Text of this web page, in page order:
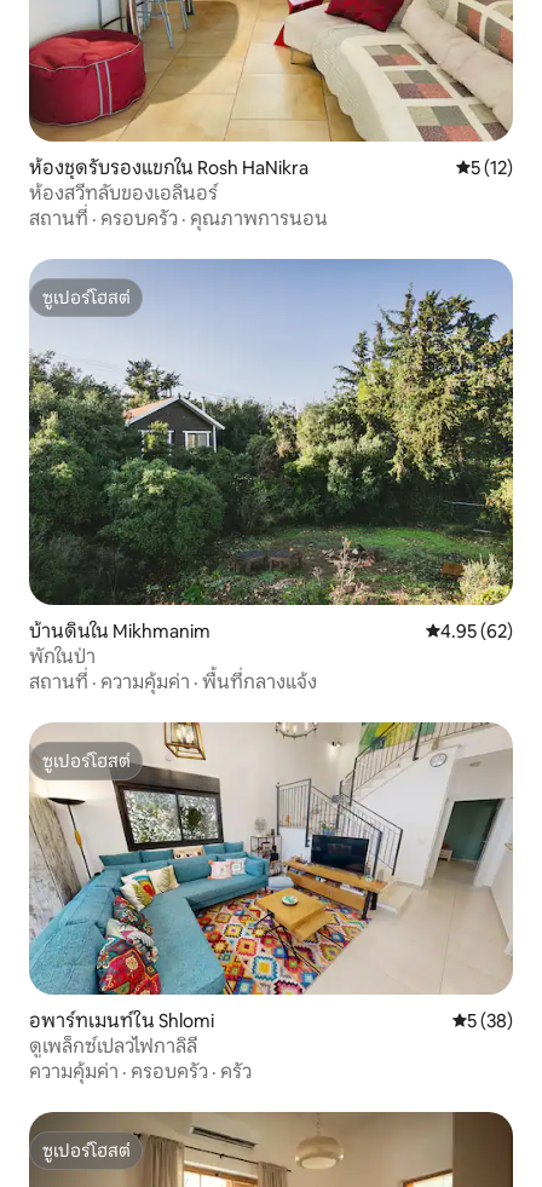
ห้องชุดรับรองแขกใน Rosh HaNikra คะแนนเฉลี่
5 (12)
ห้องสวีทลับของเอลินอร์
สถานที่ · ครอบครัว · คุณภาพการนอน
ซูเปอร์โฮสต์
ซูเปอร์โฮสต์
บ้านดินใน Mikhmanim คะแนนเฉลี่ย
4.95 (62)
พักในป่า
สถานที่ · ความคุ้มค่า · พื้นที่กลางแจ้ง
ซูเปอร์โฮสต์
ซูเปอร์โฮสต์
อพาร์ทเมนท์ใน Shlomi คะแนนเฉลี่
5 (38)
ดูเพล็กซ์เปลวไฟกาลิลี
ความคุ้มค่า · ครอบครัว · ครัว
ซูเปอร์โฮสต์
ซูเปอร์โฮสต์